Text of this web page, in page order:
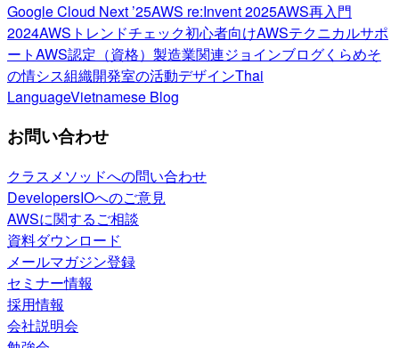
Google Cloud Next ’25AWS re:Invent 2025AWS再入門
2024AWSトレンドチェック初心者向けAWSテクニカルサポ
ートAWS認定（資格） 製造業関連ジョインブログくらめそ
の情シス組織開発室の活動デザインThai
LanguageVietnamese Blog
お問い合わせ
クラスメソッドへの問い合わせ
DevelopersIOへのご意見
AWSに関するご相談
資料ダウンロード
メールマガジン登録
セミナー情報
採用情報
会社説明会